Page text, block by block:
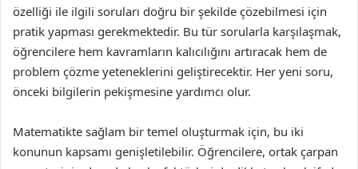
özelliği ile ilgili soruları doğru bir şekilde çözebilmesi için
pratik yapması gerekmektedir. Bu tür sorularla karşılaşmak,
öğrencilere hem kavramların kalıcılığını artıracak hem de
problem çözme yeteneklerini geliştirecektir. Her yeni soru,
önceki bilgilerin pekişmesine yardımcı olur.
Matematikte sağlam bir temel oluşturmak için, bu iki
konunun kapsamı genişletilebilir. Öğrencilere, ortak çarpan